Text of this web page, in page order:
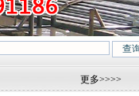
12Cr1MoV、12Cr1MoVG
更多>>>>